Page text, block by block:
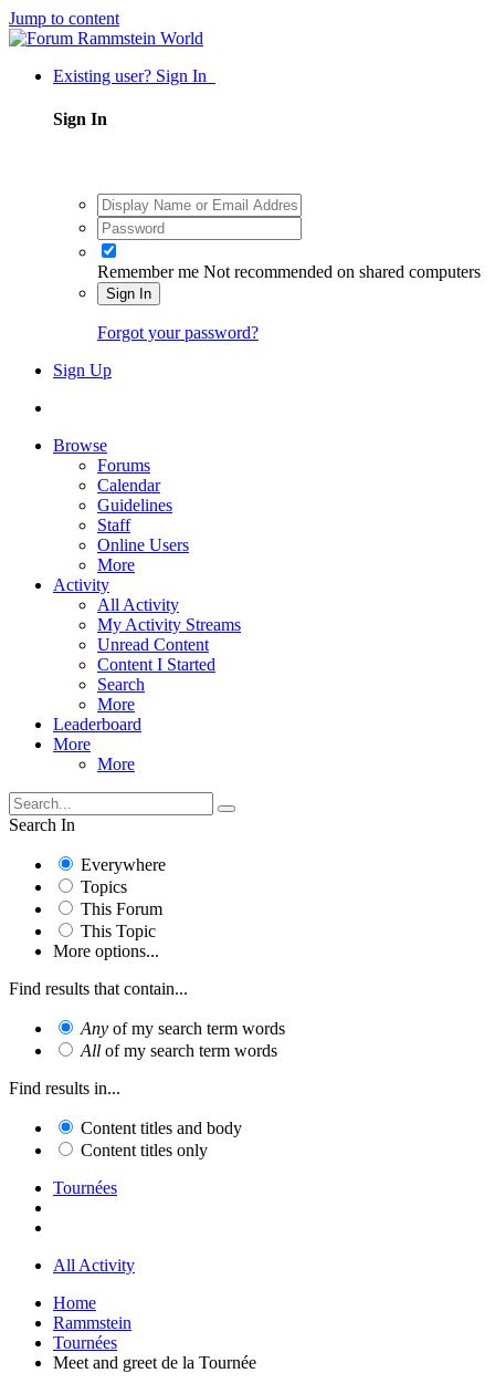
Jump to content
Existing user? Sign In
Sign In
Remember me Not recommended on shared computers
Sign In
Forgot your password?
Sign Up
Browse
Forums
Calendar
Guidelines
Staff
Online Users
More
Activity
All Activity
My Activity Streams
Unread Content
Content I Started
Search
More
Leaderboard
More
More
Search In
Everywhere
Topics
This Forum
This Topic
More options...
Find results that contain...
Any of my search term words
All of my search term words
Find results in...
Content titles and body
Content titles only
Tournées
All Activity
Home
Rammstein
Tournées
Meet and greet de la Tournée